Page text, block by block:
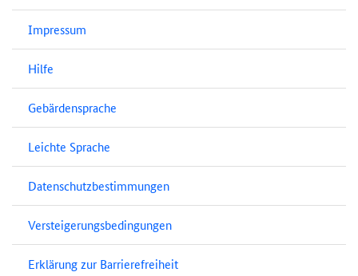
Impressum
Hilfe
Gebärdensprache
Leichte Sprache
Datenschutzbestimmungen
Versteigerungsbedingungen
Erklärung zur Barrierefreiheit